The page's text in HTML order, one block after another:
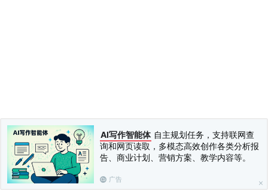
AI写作智能体 自主规划任务，支持联网查
询和网页读取，多模态高效创作各类分析报
告、商业计划、营销方案、教学内容等。
广告